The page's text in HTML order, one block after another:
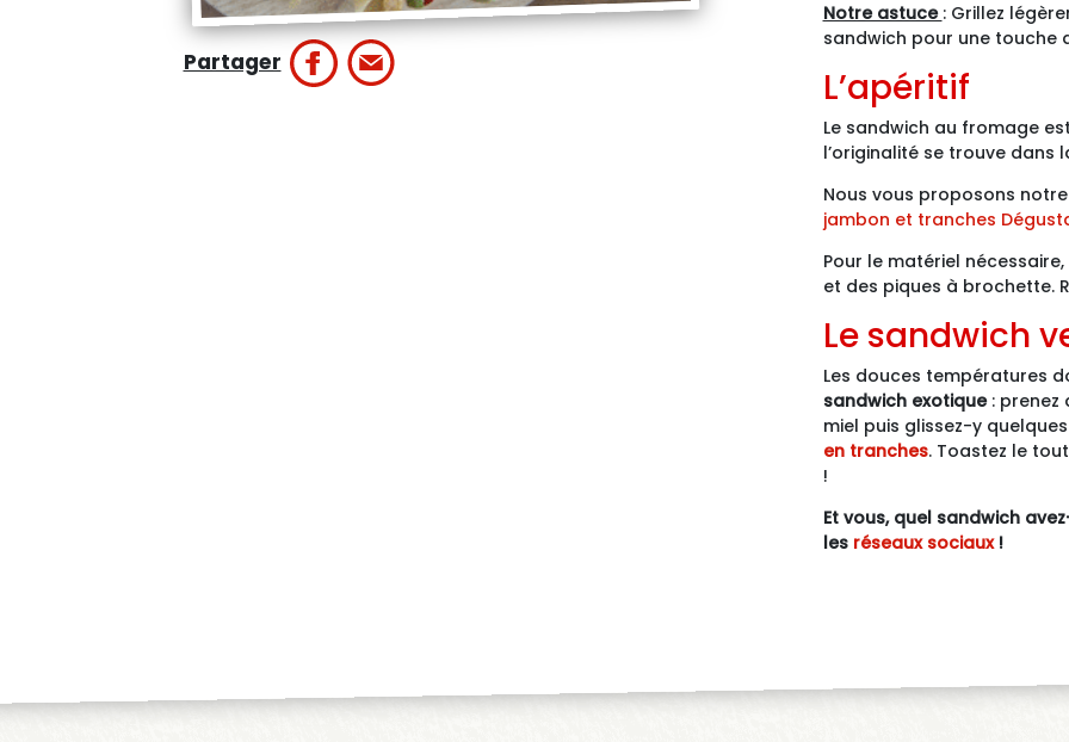
Partager
Notre astuce : Grillez
sandwich pour une touche
L’apéritif
Le sandwich au fromage
l’originalité se trouve dans
Nous vous proposons
jambon et tranches
Pour le matériel
et des piques à brochette.
Le sandwich
Les douces températures
sandwich exotique: prenez
miel puis glissez-y
en tranches. Toastez le
!
Et vous, quel sandwich
les réseaux sociaux!